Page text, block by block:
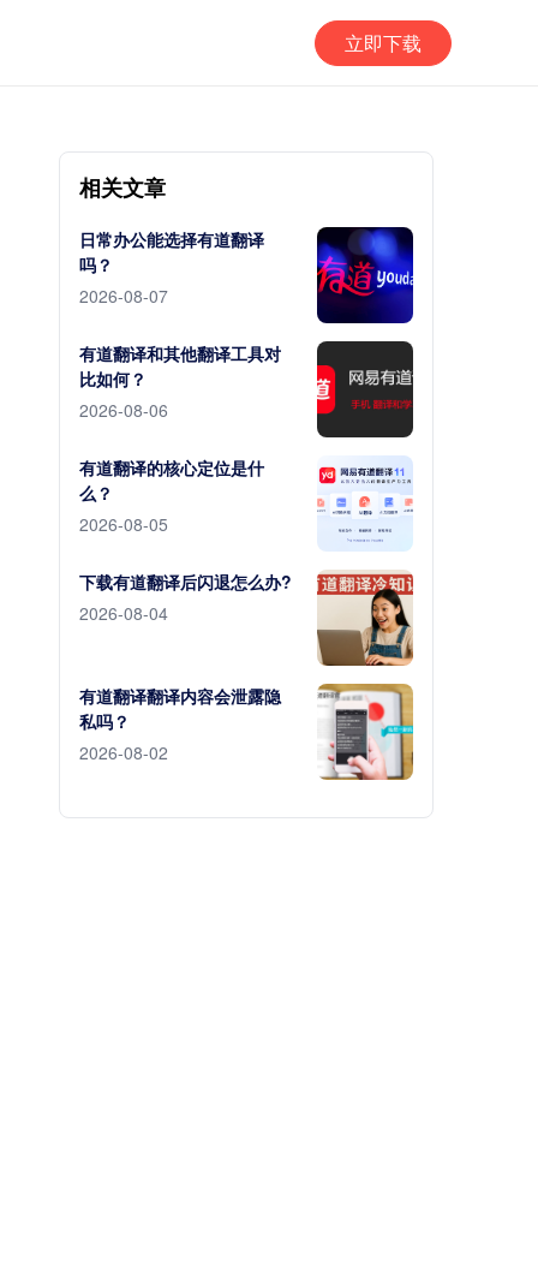
立即下载
相关文章
日常办公能选择有道翻译
吗？
2026-08-07
有道翻译和其他翻译工具对
比如何？
2026-08-06
有道翻译的核心定位是什
么？
2026-08-05
下载有道翻译后闪退怎么办?
2026-08-04
有道翻译翻译内容会泄露隐
私吗？
2026-08-02